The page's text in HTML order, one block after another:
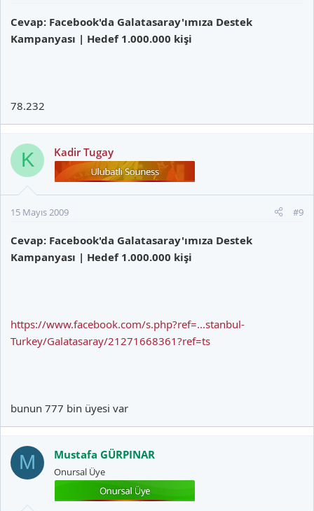
Cevap: Facebook'da Galatasaray'ımıza Destek
Kampanyası | Hedef 1.000.000 kişi
78.232
K Kadir Tugay
15 Mayıs 2009 #9
Cevap: Facebook'da Galatasaray'ımıza Destek
Kampanyası | Hedef 1.000.000 kişi
https://www.facebook.com/s.php?ref=...stanbul-
Turkey/Galatasaray/21271668361?ref=ts
bunun 777 bin üyesi var
M Mustafa GÜRPINAR
Onursal Üye